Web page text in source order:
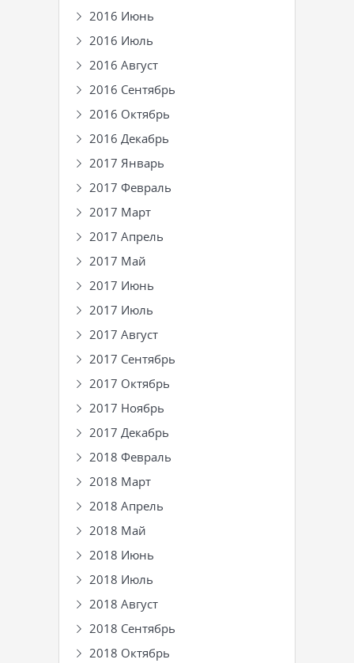
2016 Июнь
2016 Июль
2016 Август
2016 Сентябрь
2016 Октябрь
2016 Декабрь
2017 Январь
2017 Февраль
2017 Март
2017 Апрель
2017 Май
2017 Июнь
2017 Июль
2017 Август
2017 Сентябрь
2017 Октябрь
2017 Ноябрь
2017 Декабрь
2018 Февраль
2018 Март
2018 Апрель
2018 Май
2018 Июнь
2018 Июль
2018 Август
2018 Сентябрь
2018 Октябрь